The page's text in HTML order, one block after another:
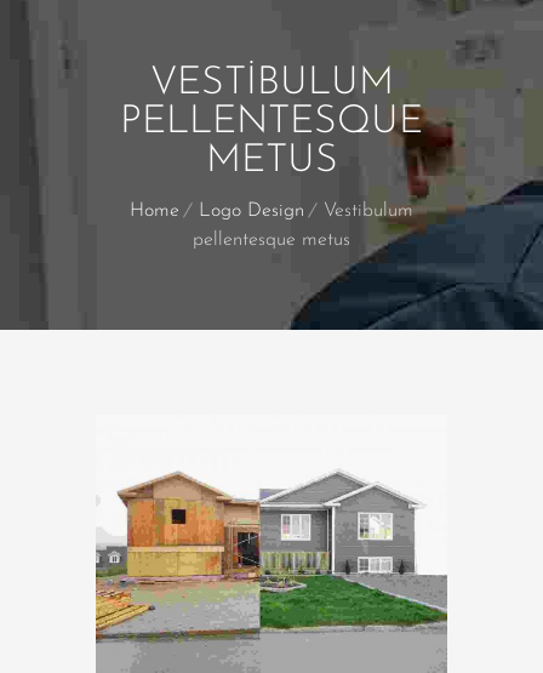
VESTIBULUM
PELLENTESQUE
METUS
Home Logo Design
Vestibulum
pellentesque metus